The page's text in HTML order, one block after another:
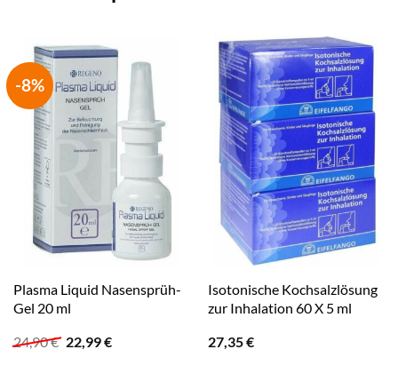
-8%
Plasma Liquid Nasensprüh-
Gel 20 ml
24,90€ Ursprünglicher
Preis
22,99€Aktueller
Isotonische Kochsalzlösung
zur Inhalation 60 X 5 ml
27,35€